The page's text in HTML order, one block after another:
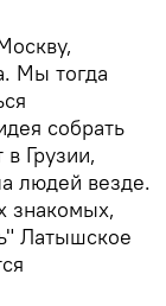
Мы тогда
собрать
Грузии,
людей везде.
знакомых,
Латышское